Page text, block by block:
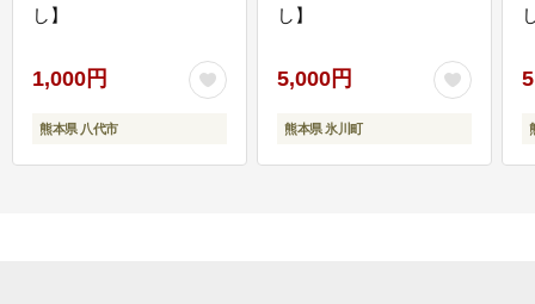
し】
1,000円
熊本県 八代市
し】
5,000円
熊本県 氷川町